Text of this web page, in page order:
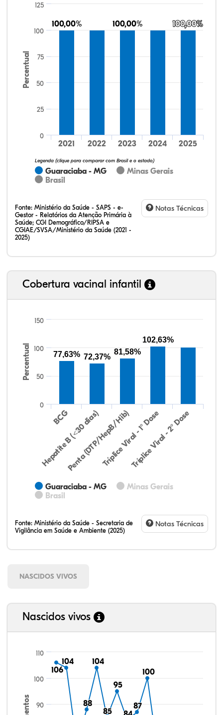
Percentual
100,00%
100,00% 100,00%
100,00% 100,00%
100,00%
Guaraciaba - MG
Minas Gerais
Brasil
Legenda (clique para comparar com Brasil e o estado)
2021 2022 2023 2024 2025
0
25
50
75
100
125
Fonte: Ministério da Saúde - SAPS - e-
Gestor - Relatórios da Atenção Primária à
Saúde; CGI Demográfico/RIPSA e
CGIAE/SVSA/Ministério da Saúde (2021 -
2025)
Notas Técnicas
Cobertura vacinal infantil
Percentual
Guaraciaba - MG
Minas Gerais
Brasil
BCG
Hepatite B (<30 dias)
Penta (DTP/HepB/Hib)Tríplice Viral - 1° Dose
Tríplice Viral - 2° Dose
0
50
100
150
77,63% 72,37%
81,58%
102,63%
Fonte: Ministério da Saúde - Secretaria de
Vigilância em Saúde e Ambiente (2025)
Notas Técnicas
NASCIDOS VIVOS
Nascidos vivos
106
106
104
104
88
88
104
104
85
85
95
95
87
87
100
100
90
100
110